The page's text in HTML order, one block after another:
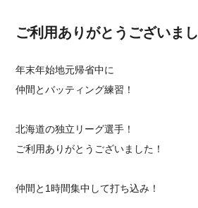
ご利用ありがとうございまし
年末年始地元帰省中に
仲間とバッティング練習！
北海道の独立リーグ選手！
ご利用ありがとうございました！
仲間と1時間集中して打ち込み！